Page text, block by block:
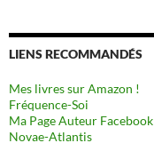
LIENS RECOMMANDÉS
Mes livres sur Amazon !
Fréquence-Soi
Ma Page Auteur Facebook
Novae-Atlantis